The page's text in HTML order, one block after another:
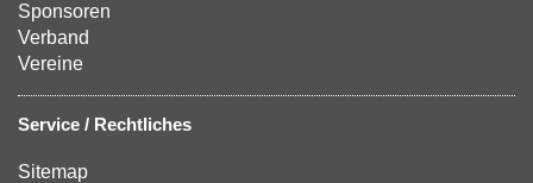
Sponsoren
Verband
Vereine
Service / Rechtliches
Sitemap